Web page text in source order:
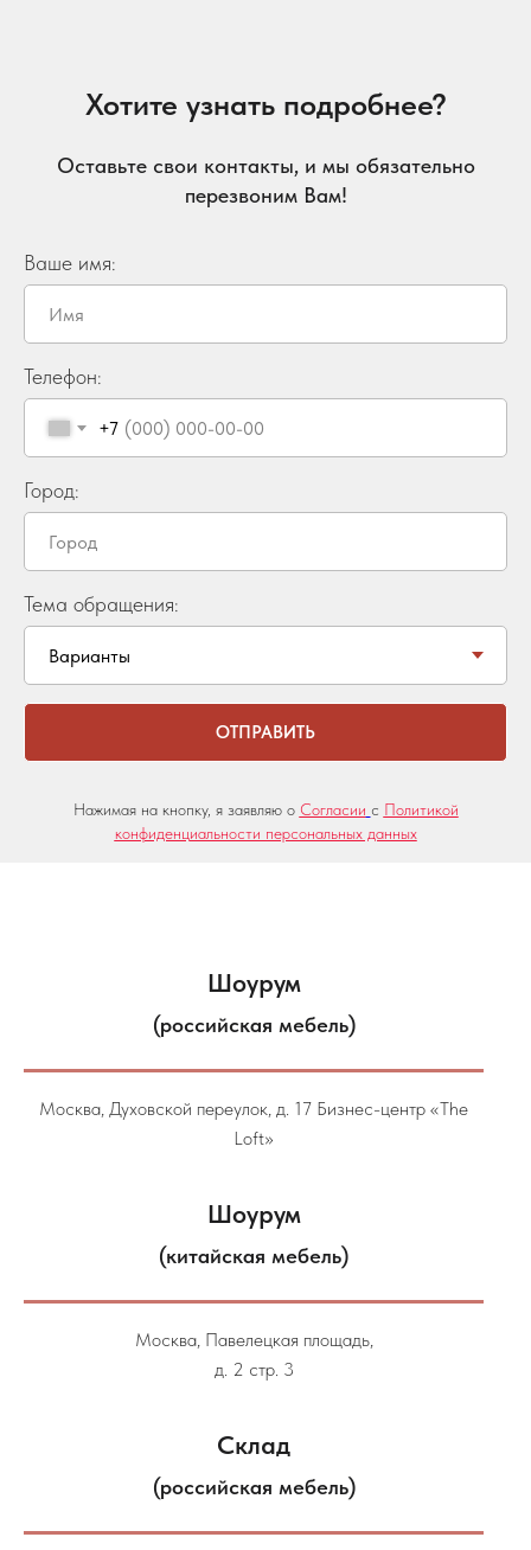
Хотите узнать подробнее?
Оставьте свои контакты, и мы обязательно
перезвоним Вам!
Ваше имя:
Телефон:
+7
Город:
Тема обращения:
ОТПРАВИТЬ
Нажимая на кнопку, я заявляю о Согласии с Политикой
конфиденциальности персональных данных
Шоурум
(российская мебель)
Москва, Духовской переулок, д. 17 Бизнес-центр «The
Loft»
Шоурум
(китайская мебель)
Москва, Павелецкая площадь,
д. 2 стр. 3
Склад
(российская мебель)